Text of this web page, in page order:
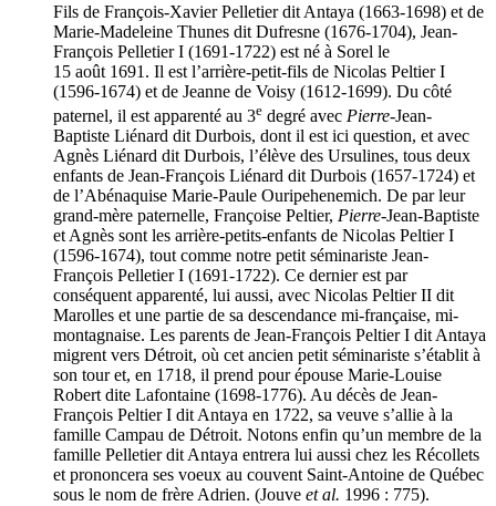
Fils de François-Xavier Pelletier dit Antaya (1663-1698) et de
Marie-Madeleine Thunes dit Dufresne (1676-1704), Jean-
François Pelletier I (1691-1722) est né à Sorel le
15 août 1691. Il est l’arrière-petit-fils de Nicolas Peltier I
(1596-1674) et de Jeanne de Voisy (1612-1699). Du côté
paternel, il est apparenté au 3e degré avec Pierre-Jean-
Baptiste Liénard dit Durbois, dont il est ici question, et avec
Agnès Liénard dit Durbois, l’élève des Ursulines, tous deux
enfants de Jean-François Liénard dit Durbois (1657-1724) et
de l’Abénaquise Marie-Paule Ouripehenemich. De par leur
grand-mère paternelle, Françoise Peltier, Pierre-Jean-Baptiste
et Agnès sont les arrière-petits-enfants de Nicolas Peltier I
(1596-1674), tout comme notre petit séminariste Jean-
François Pelletier I (1691-1722). Ce dernier est par
conséquent apparenté, lui aussi, avec Nicolas Peltier II dit
Marolles et une partie de sa descendance mi-française, mi-
montagnaise. Les parents de Jean-François Peltier I dit Antaya
migrent vers Détroit, où cet ancien petit séminariste s’établit à
son tour et, en 1718, il prend pour épouse Marie-Louise
Robert dite Lafontaine (1698-1776). Au décès de Jean-
François Peltier I dit Antaya en 1722, sa veuve s’allie à la
famille Campau de Détroit. Notons enfin qu’un membre de la
famille Pelletier dit Antaya entrera lui aussi chez les Récollets
et prononcera ses voeux au couvent Saint-Antoine de Québec
sous le nom de frère Adrien. (Jouve et al. 1996 : 775).